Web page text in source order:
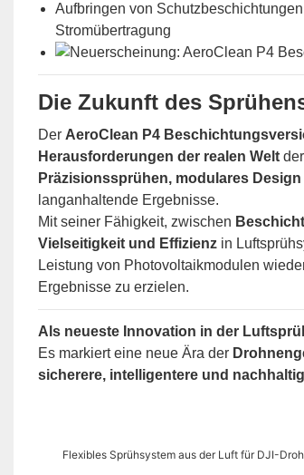
Aufbringen von
Stromübertragung
Die Zukunft des
Der AeroClean P4
Herausforderungen der realen Welt
Präzisionssprühen, modulares
langanhaltende Ergebnisse.
Mit seiner Fähigkeit, zwischen
Vielseitigkeit und Effizienz in
Leistung von Photovoltaikmodulen
Ergebnisse zu erzielen.
Als neueste Innovation in der
Es markiert eine neue Ära der
sicherere, intelligentere und
Flexibles Sprühsystem aus der Luft für DJI-